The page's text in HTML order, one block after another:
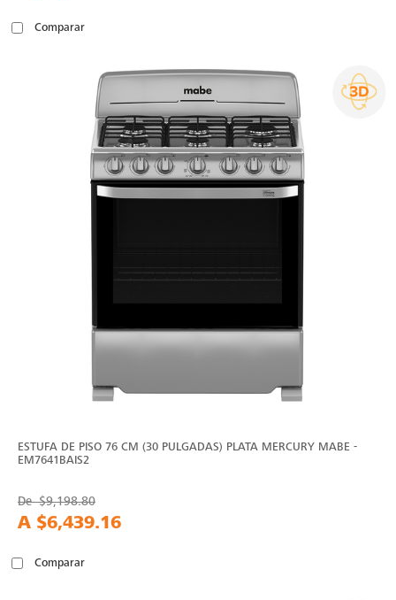
Comparar
ESTUFA DE PISO 76 CM (30 PULGADAS) PLATA MERCURY MABE -
EM7641BAIS2
De$9,198.80
A $6,439.16
Comparar